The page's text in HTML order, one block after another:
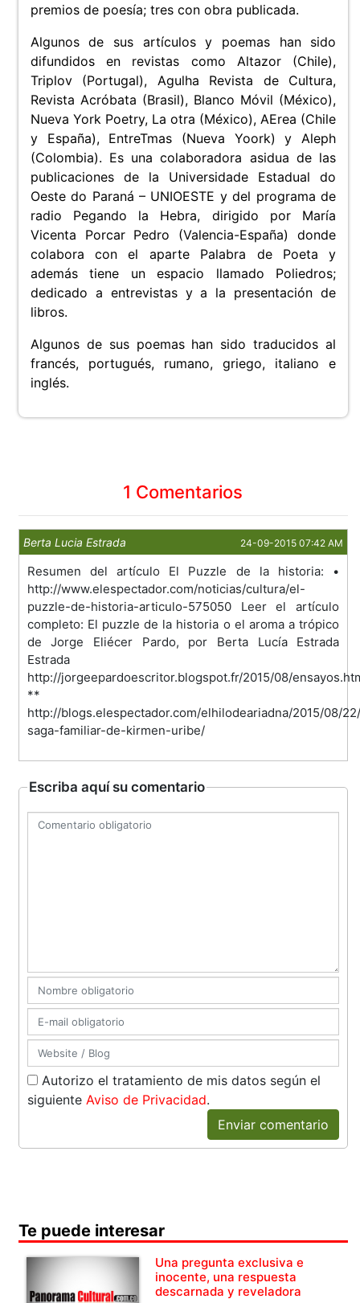
premios de poesía; tres con obra publicada.
Algunos de sus artículos y poemas han sido
difundidos en revistas como Altazor (Chile),
Triplov (Portugal), Agulha Revista de Cultura,
Revista Acróbata (Brasil), Blanco Móvil (México),
Nueva York Poetry, La otra (México), AErea (Chile
y España), EntreTmas (Nueva Yoork) y Aleph
(Colombia). Es una colaboradora asidua de las
publicaciones de la Universidade Estadual do
Oeste do Paraná – UNIOESTE y del programa de
radio Pegando la Hebra, dirigido por María
Vicenta Porcar Pedro (Valencia-España) donde
colabora con el aparte Palabra de Poeta y
además tiene un espacio llamado Poliedros;
dedicado a entrevistas y a la presentación de
libros.
Algunos de sus poemas han sido traducidos al
francés, portugués, rumano, griego, italiano e
inglés.
1 Comentarios
Berta Lucia Estrada 24-09-2015 07:42 AM
Resumen del artículo El Puzzle de la historia: •
http://www.elespectador.com/noticias/cultura/el-
puzzle-de-historia-articulo-575050 Leer el artículo
completo: El puzzle de la historia o el aroma a trópico
de Jorge Eliécer Pardo, por Berta Lucía Estrada
Estrada
http://jorgeepardoescritor.blogspot.fr/2015/08/
**
http://blogs.elespectador.com/elhilodeariadna/2015/08/
saga-familiar-de-kirmen-uribe/
Escriba aquí su comentario
Autorizo el tratamiento de mis datos según el
siguiente Aviso de Privacidad.
Enviar comentario
Te puede interesar
Una pregunta exclusiva e
inocente, una respuesta
descarnada y reveladora